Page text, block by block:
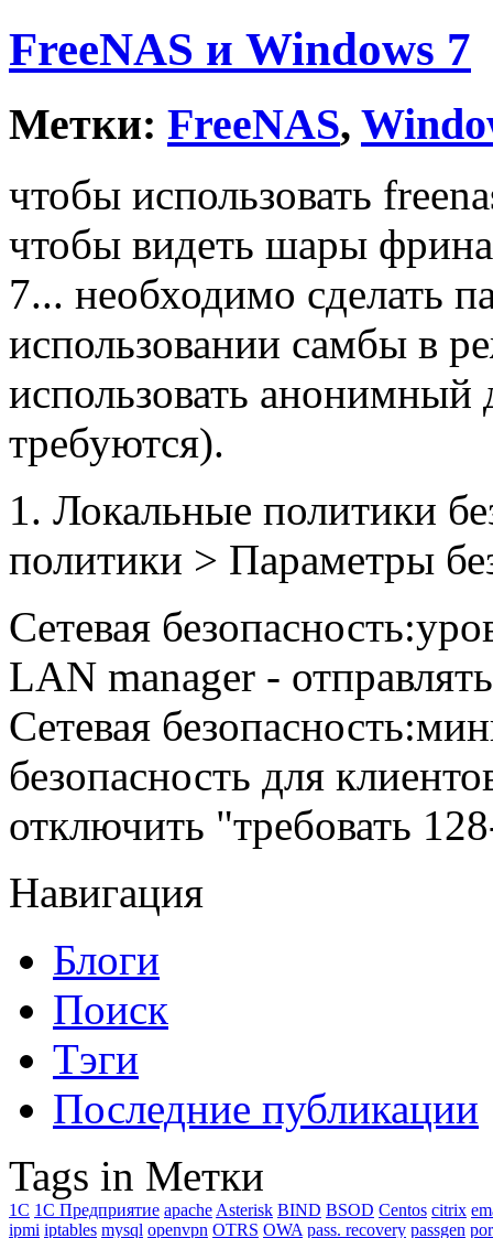
FreeNAS и Windows 7
Метки: FreeNAS,
чтобы использовать
чтобы видеть шары
7... необходимо сделать
использовании самбы в
использовать анонимный
требуются).
1. Локальные политики
политики > Параметры
Сетевая
LAN manager -
Сетевая
безопасность для
отключить "требовать
Навигация
Блоги
Поиск
Тэги
Последние публикации
Tags in Метки
1C 1С Предприятие apacheAsterisk BIND BSOD Centos citrix
ipmi iptables mysql openvpn OTRS OWA pass. recovery passgen